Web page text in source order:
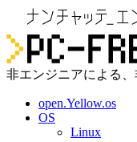
非エンジニアによる
open.Yellow.os
OS
Linux